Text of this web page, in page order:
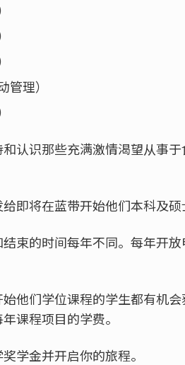
理）
认识那些充满激情渴望从事
即将在蓝带开始他们本科及硕
束的时间每年不同。每年开
他们学位课程的学生都有机
课程项目的学费。
学金并开启你的旅程。